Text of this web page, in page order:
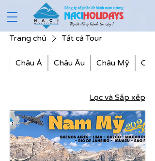
Trang chủ Tất cả Tour
Châu Á Châu Âu Châu Mỹ
Lọc và Sắp xếp